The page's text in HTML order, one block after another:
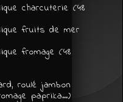
charcuterie (48
fruits de mer
fromage (48
roulé jambon
paprika…)